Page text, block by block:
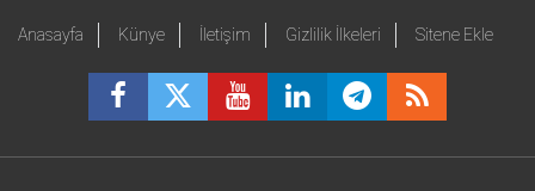
Anasayfa Künye İletişim Gizlilik İlkeleri Sitene Ekle